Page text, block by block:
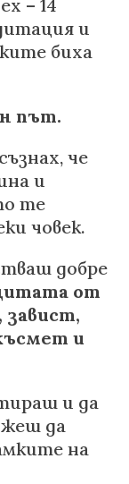
– 14
и
биха
път.
че
и
те
човек.
добре
от
завист,
и
и да
да
на